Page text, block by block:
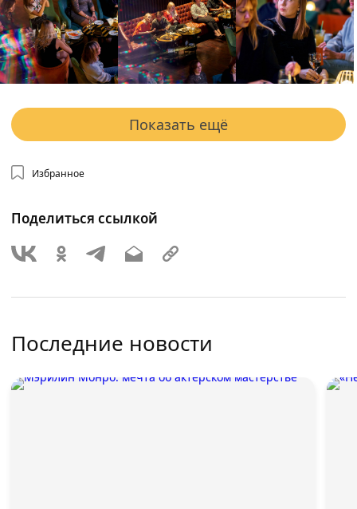
Показать ещё
Избранное
Поделиться ссылкой
Последние новости